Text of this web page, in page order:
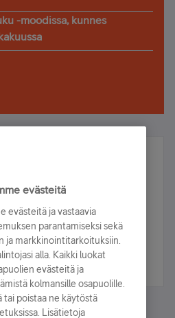
-moodissa, kunnes
ja voita!
olet mukana arvonnassa.
evästeitä
evästeitä ja vastaavia
parantamiseksi sekä
ja markkinointitarkoituksiin.
alla. Kaikki luokat
evästeitä ja
kolmansille osapuolille.
tai poistaa ne käytöstä
Lisätietoja